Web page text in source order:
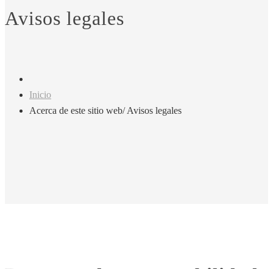
Avisos legales
Inicio
Acerca de este sitio web/ Avisos legales